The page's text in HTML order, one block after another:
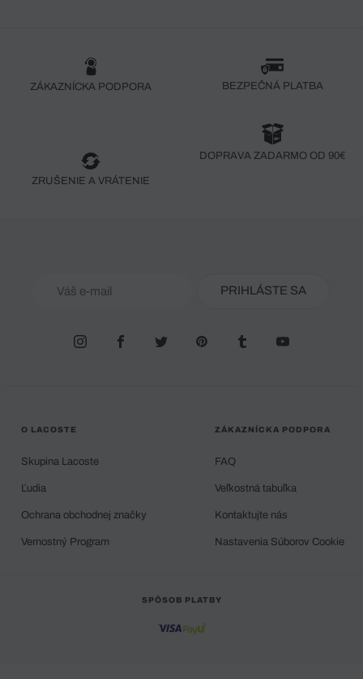
ZÁKAZNÍCKA PODPORA BEZPEČNÁ PLATBA
ZRUŠENIE A VRÁTENIE
DOPRAVA ZADARMO OD 90€
PRIHLÁSTE SA
O LACOSTE
Skupina Lacoste
Ľudia
Ochrana obchodnej značky
Vernostný Program
ZÁKAZNÍCKA PODPORA
FAQ
Veľkostná tabuľka
Kontaktujte nás
Nastavenia Súborov Cookie
SPÔSOB PLATBY